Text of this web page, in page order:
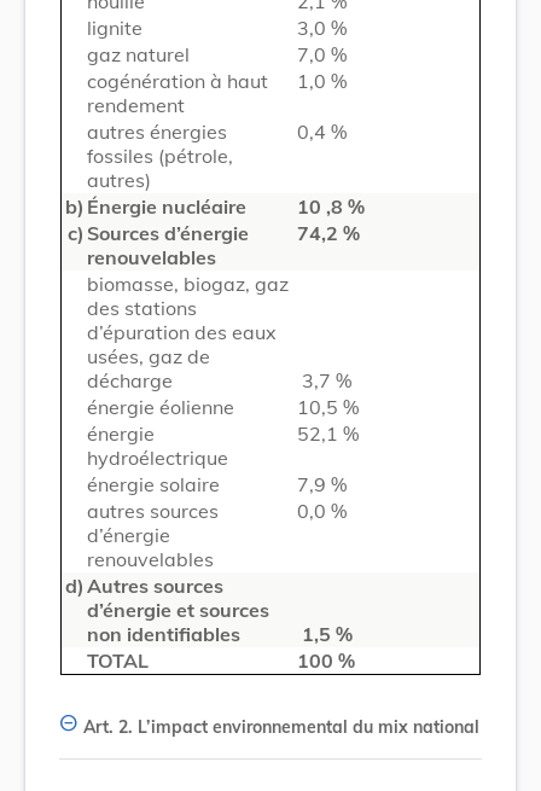
lignite
3,0 %
gaz naturel
7,0 %
cogénération à haut
rendement
1,0 %
autres énergies
fossiles (pétrole,
autres)
0,4 %
b) Énergie nucléaire 10 ,8 %
c) Sources d’énergie
renouvelables
74,2 %
biomasse, biogaz, gaz
des stations
d’épuration des eaux
usées, gaz de
décharge
3,7 %
énergie éolienne
10,5 %
énergie
hydroélectrique
52,1 %
énergie solaire
7,9 %
autres sources
d’énergie
renouvelables
0,0 %
d) Autres sources
d’énergie et sources
non identifiables
1,5 %
TOTAL
100 %
Art. 2. L’impact environnemental du mix national